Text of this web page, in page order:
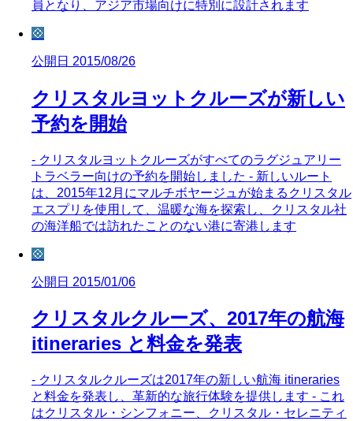
員となり、アジア市場向けに特別に設計されます
💠
公開日 2015/08/26
クリスタルヨットクルーズが新しい
予約を開始
- クリスタルヨットクルーズがすべてのラグジュアリー
トラベラー向けの予約を開始しました - 新しいルート
は、2015年12月にマルチボヤージュが始まるクリスタル
エスプリを使用して、温暖な海を探索し、クリスタル社
の海洋船では訪れたことのない港に寄港します
💠
公開日 2015/01/06
クリスタルクルーズ、2017年の航海
itineraries と料金を発表
- クリスタルクルーズは2017年の新しい航海 itineraries
と料金を発表し、革新的な旅行体験を提供します - これ
はクリスタル・シンフォニー、クリスタル・セレニティ